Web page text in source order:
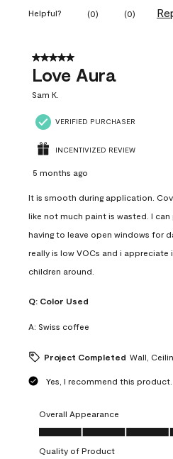
Helpful? (0) (0)
5 out of 5 stars.
Love Aura
Sam K.
VERIFIED PURCHASER
INCENTIVIZED REVIEW
5 months ago
It is smooth during application.
like not much paint is wasted. I
having to leave open windows for
really is low VOCs and i appreciate
children around.
Q: Color Used
A: Swiss coffee
Project Completed Wall,
Yes, I recommend this product.
Overall Appearance
Overall Appearance, 5.0 out of 5
Quality of Product